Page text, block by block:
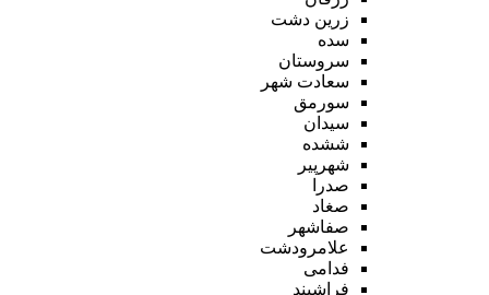
زرین دشت
سده
سروستان
سعادت شهر
سورمق
سیدان
ششده
شهرپیر
صدرا
صغاد
صفاشهر
علامرودشت
فدامی
فراشبند